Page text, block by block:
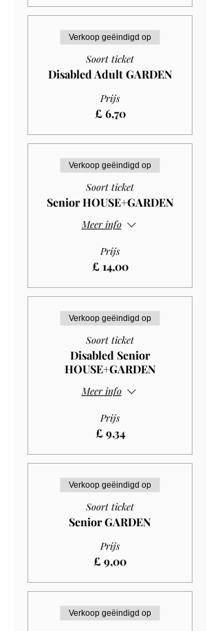
Verkoop geëindigd op
Soort ticket
Disabled Adult GARDEN
Prijs
£ 6,70
Verkoop geëindigd op
Soort ticket
Senior HOUSE+GARDEN
Meer info
Prijs
£ 14,00
Verkoop geëindigd op
Soort ticket
Disabled Senior
HOUSE+GARDEN
Meer info
Prijs
£ 9,34
Verkoop geëindigd op
Soort ticket
Senior GARDEN
Prijs
£ 9,00
Verkoop geëindigd op